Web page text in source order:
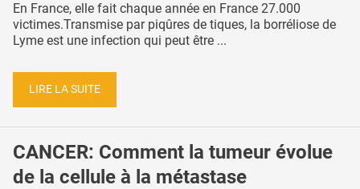
En France, elle fait chaque année en France 27.000
victimes.Transmise par piqûres de tiques, la borréliose de
Lyme est une infection qui peut être ...
LIRE LA SUITE
CANCER: Comment la tumeur évolue
de la cellule à la métastase